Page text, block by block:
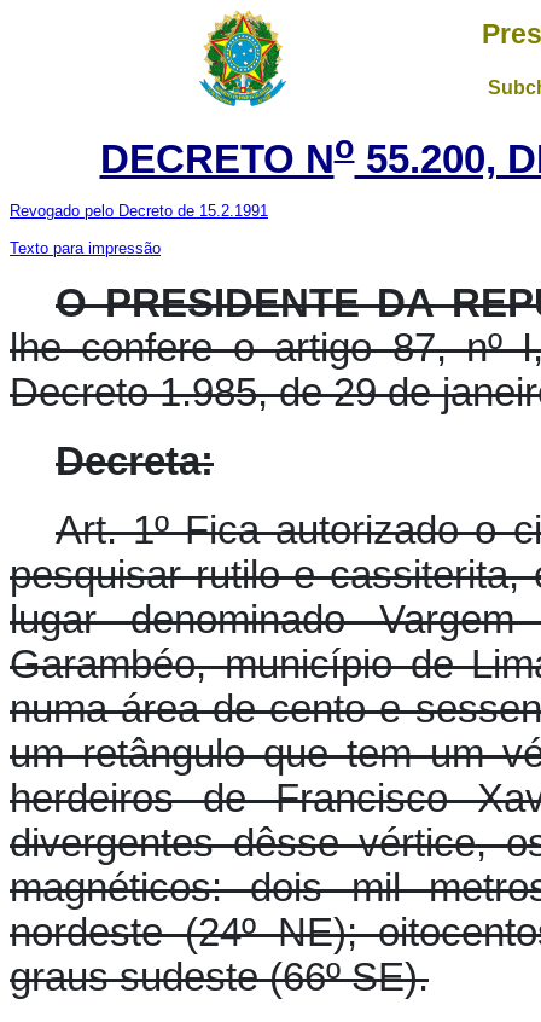
DECRETO No55.200,
Revogado pelo Decreto de 15.2.1991
Texto para impressão
O PRESIDENTE DA
lhe confere o artigo 87, nº
Decreto 1.985, de 29 de
Decreta:
Art. 1º Fica autorizado o
pesquisar rutilo e
lugar denominado
Garambéo, município de
numa área de cento e
um retângulo que tem um
herdeiros de Francisco
divergentes dêsse vértice,
magnéticos: dois mil
nordeste (24º NE);
graus sudeste (66º SE).